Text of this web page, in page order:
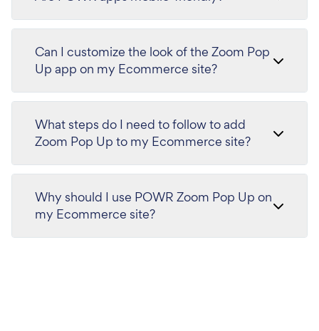
Can I customize the look of the Zoom Pop
Up app on my Ecommerce site?
What steps do I need to follow to add
Zoom Pop Up to my Ecommerce site?
Why should I use POWR Zoom Pop Up on
my Ecommerce site?